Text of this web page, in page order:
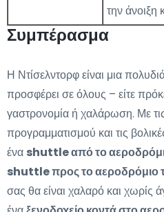
την άνοιξη
Συμπέρασμα
Η Ντίσελντορφ είναι μια
προσφέρει σε όλους – είτε
γαστρονομία ή χαλάρωση. Με
προγραμματισμού και τις
ένα shuttle από το
shuttle προς το αεροδρόμιο
σας θα είναι χαλαρό και χωρίς